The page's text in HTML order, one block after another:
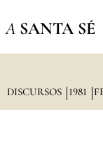
A SANTA SÉ
DISCURSOS 1981